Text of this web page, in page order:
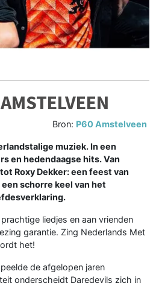
Bron: P60 Amstelveen
muziek. In een
en hedendaagse hits. Van
Roxy Dekker: een feest van
schorre keel van het
liedjes en aan vrienden
garantie. Zing Nederlands Met
het!
de afgelopen jaren
onderscheidt Daredevils zich in